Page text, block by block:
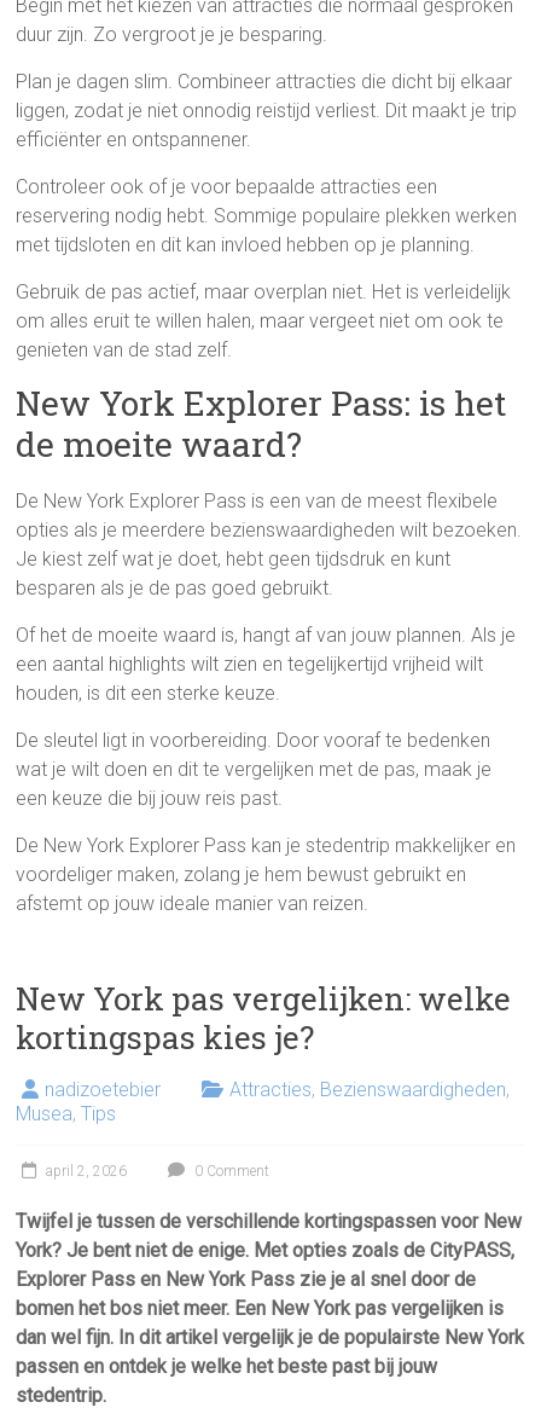
Begin met het kiezen van attracties die normaal gesproken
duur zijn. Zo vergroot je je besparing.
Plan je dagen slim. Combineer attracties die dicht bij elkaar
liggen, zodat je niet onnodig reistijd verliest. Dit maakt je trip
efficiënter en ontspannener.
Controleer ook of je voor bepaalde attracties een
reservering nodig hebt. Sommige populaire plekken werken
met tijdsloten en dit kan invloed hebben op je planning.
Gebruik de pas actief, maar overplan niet. Het is verleidelijk
om alles eruit te willen halen, maar vergeet niet om ook te
genieten van de stad zelf.
New York Explorer Pass: is het
de moeite waard?
De New York Explorer Pass is een van de meest flexibele
opties als je meerdere bezienswaardigheden wilt bezoeken.
Je kiest zelf wat je doet, hebt geen tijdsdruk en kunt
besparen als je de pas goed gebruikt.
Of het de moeite waard is, hangt af van jouw plannen. Als je
een aantal highlights wilt zien en tegelijkertijd vrijheid wilt
houden, is dit een sterke keuze.
De sleutel ligt in voorbereiding. Door vooraf te bedenken
wat je wilt doen en dit te vergelijken met de pas, maak je
een keuze die bij jouw reis past.
De New York Explorer Pass kan je stedentrip makkelijker en
voordeliger maken, zolang je hem bewust gebruikt en
afstemt op jouw ideale manier van reizen.
New York pas vergelijken: welke
kortingspas kies je?
nadizoetebier Attracties, Bezienswaardigheden,
Musea,Tips
april 2, 2026 0 Comment
Twijfel je tussen de verschillende kortingspassen voor New
York? Je bent niet de enige. Met opties zoals de CityPASS,
Explorer Pass en New York Pass zie je al snel door de
bomen het bos niet meer. Een New York pas vergelijken is
dan wel fijn. In dit artikel vergelijk je de populairste New York
passen en ontdek je welke het beste past bij jouw
stedentrip.